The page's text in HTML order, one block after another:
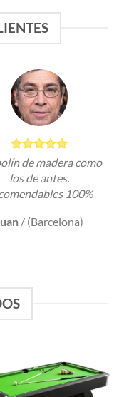
de madera como
los de antes.
100%
/ (Barcelona)